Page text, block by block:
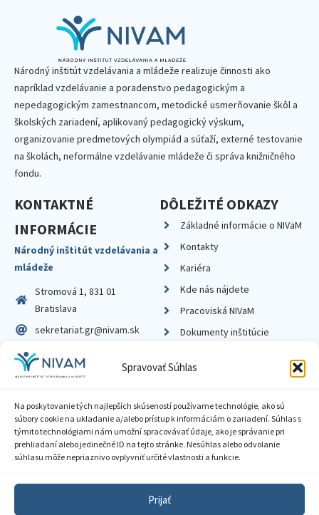
Spravovať Súhlas
Na poskytovanie tých najlepších skúseností používame technológie, ako sú
súbory cookie na ukladanie a/alebo prístup k informáciám o zariadení. Súhlas s
týmito technológiami nám umožní spracovávať údaje, ako je správanie pri
prehliadaní alebo jedinečné ID na tejto stránke. Nesúhlas alebo odvolanie
súhlasu môže nepriaznivo ovplyvniť určité vlastnosti a funkcie.
Prijať
Národný inštitút vzdelávania a mládeže realizuje činnosti ako
napríklad vzdelávanie a poradenstvo pedagogickým a
nepedagogickým zamestnancom, metodické usmerňovanie škôl a
školských zariadení, aplikovaný pedagogický výskum,
organizovanie predmetových olympiád a súťaží, externé testovanie
na školách, neformálne vzdelávanie mládeže či správa knižničného
fondu.
KONTAKTNÉ
INFORMÁCIE
Národný inštitút vzdelávania a
mládeže
Stromová 1, 831 01
Bratislava
sekretariat.gr@nivam.sk
IČO: 00164348
DIČ: 2020798714
DÔLEŽITÉ ODKAZY
Základné informácie o NIVaM
Kontakty
Kariéra
Kde nás nájdete
Pracoviská NIVaM
Dokumenty inštitúcie
Zásady ochrany súkromia
Sprístupnenie informácií